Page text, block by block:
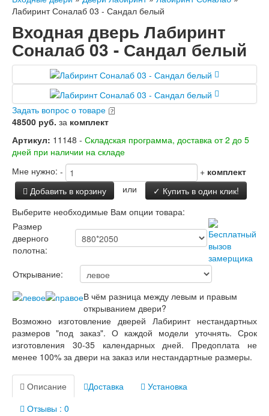
Монолит
Стайл
Термо
Термо Лацио
Флагман
Электрозамок Смарт
Заводские двери
Двери Лабиринт
Лабиринт Аляска Лайт
Лабиринт Арт
Лабиринт Атлантик
Лабиринт Бетон
Лабиринт Верса
Лабиринт Версаль
Лабиринт Гранд
Лабиринт Дверь двойная тамбурная под
заказ
Лабиринт Имперо
Лабиринт Инфинити
Лабиринт Иссида
Лабиринт Карбон
Лабиринт Классик Антик медный
Лабиринт Классик Шагрень
Лабиринт Кредор
Лабиринт Лаб Про
Лабиринт Лайн Вайт
Лабиринт Леолаб
Лабиринт Лондон
Лабиринт Лофт
Лабиринт Мегаполис
Лабиринт Норд Плюс
Лабиринт Нью Йорк
Лабиринт Пазл
Лабиринт Соналаб 03 - Сандал белый
Входная дверь Лабиринт
Соналаб 03 - Сандал белый
Задать вопрос о товаре
48500 руб. за комплект
Артикул: 11148 - Складская программа, доставка от 2 до 5
дней при наличии на складе
Мне нужно: - + комплект
Добавить в корзину
или
✓ Купить в один клик!
Выберите необходимые Вам опции товара:
Размер
дверного
полотна:
Открывание:
В чём разница между левым и правым
открыванием двери?
Возможно изготовление дверей Лабиринт нестандартных
размеров "под заказ". О каждой модели уточнять. Срок
изготовления 30-35 календарных дней. Предоплата не
менее 100% за двери на заказ или нестандартные размеры.
Описание Доставка
Установка
Отзывы : 0